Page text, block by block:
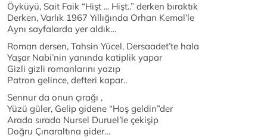
Öyküyü, Sait Faik “Hişt ... Hişt..” derken bıraktık
Derken, Varlık 1967 Yıllığında Orhan Kemal’le
Aynı sayfalarda yer aldık…
Roman dersen, Tahsin Yücel, Dersaadet’te hala
Yaşar Nabi’nin yanında katiplik yapar
Gizli gizli romanlarını yazıp
Patron gelince, defteri kapar..
Sennur da onun çırağı ,
Yüzü güler, Gelip gidene “Hoş geldin”der
Arada sırada Nursel Duruel’le çekişip
Doğru Çınaraltına gider…